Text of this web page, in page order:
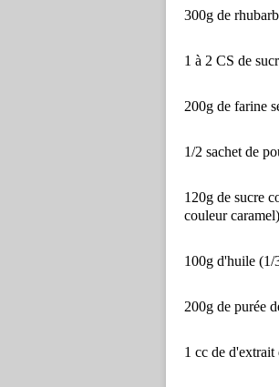
300g de
1 à 2 CS de
200g de farine
1/2 sachet de
120g de sucre
couleur caramel)
100g d'huile (1/
200g de purée
1 cc de